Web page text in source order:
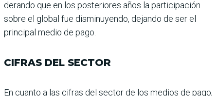
derando que en los posterio­res años la participación
sobre el global fue disminuyendo, dejando de ser el
principal medio de pago.
CIFRAS DEL SECTOR
En cuanto a las cifras del sector de los medios de pago,